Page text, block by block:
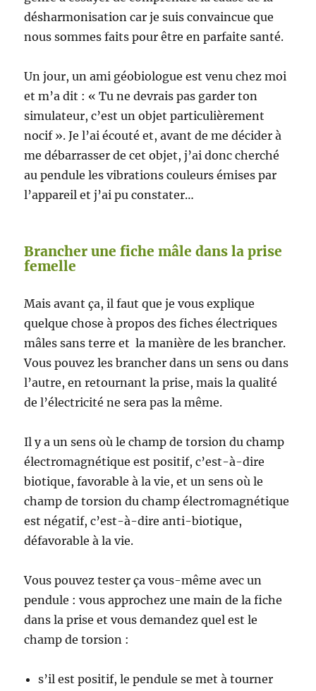
désharmonisation car je suis convaincue que
nous sommes faits pour être en parfaite santé.
Un jour, un ami géobiologue est venu chez moi
et m’a dit : « Tu ne devrais pas garder ton
simulateur, c’est un objet particulièrement
nocif ». Je l’ai écouté et, avant de me décider à
me débarrasser de cet objet, j’ai donc cherché
au pendule les vibrations couleurs émises par
l’appareil et j’ai pu constater…
Brancher une fiche mâle dans la prise
femelle
Mais avant ça, il faut que je vous explique
quelque chose à propos des fiches électriques
mâles sans terre et la manière de les brancher.
Vous pouvez les brancher dans un sens ou dans
l’autre, en retournant la prise, mais la qualité
de l’électricité ne sera pas la même.
Il y a un sens où le champ de torsion du champ
électromagnétique est positif, c’est-à-dire
biotique, favorable à la vie, et un sens où le
champ de torsion du champ électromagnétique
est négatif, c’est-à-dire anti-biotique,
défavorable à la vie.
Vous pouvez tester ça vous-même avec un
pendule : vous approchez une main de la fiche
dans la prise et vous demandez quel est le
champ de torsion :
s’il est positif, le pendule se met à tourner